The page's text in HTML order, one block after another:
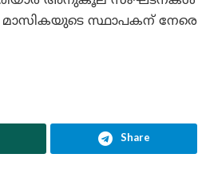
മാസികയുടെ സ്ഥാപകന് നേരെ
Share